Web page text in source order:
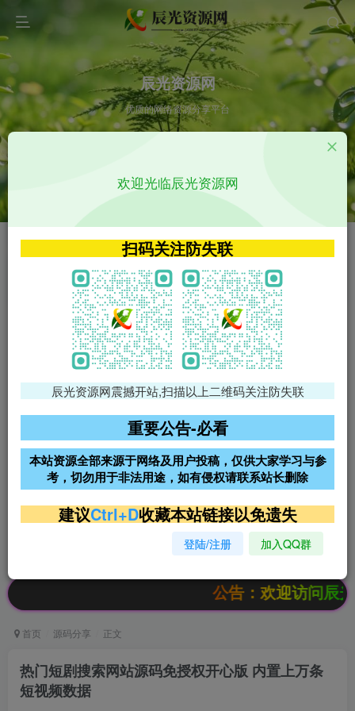
辰光资源网
优质的网络资源分享平台
VIP特权介绍 APP源码
VIP特权介绍
火
VIP特权介绍
影视源码
影视源码
免费领支付宝红包
腾讯轻量4核4G3M服务器38元/
阿里云2核2G200M服务器68元/
年
雨云高防免备案服务器
超低价文字广告位招租 超低价文字广告位招租
超低价文字广告位招租
公告：欢迎访问辰光资源网
首页 源码分享 正文
热门短剧搜索网站源码免授权开心版 内置上万条
短视频数据
欢迎光临辰光资源网
扫码关注防失联
辰光资源网震撼开站,扫描以上二维码关注防失联
重要公告-必看
本站资源全部来源于网络及用户投稿，仅供大家学习与参
考，切勿用于非法用途，如有侵权请联系站长删除
建议Ctrl+D收藏本站链接以免遗失
登陆/注册 加入QQ群